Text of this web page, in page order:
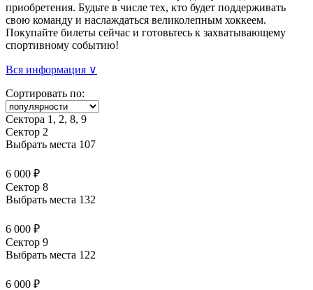
приобретения. Будьте в числе тех, кто будет поддерживать
свою команду и наслаждаться великолепным хоккеем.
Покупайте билеты сейчас и готовьтесь к захватывающему
спортивному событию!
Вся информация ∨
Сортировать по:
Сектора 1, 2, 8, 9
Сектор 2
Выбрать места 107
6 000 ₽
Сектор 8
Выбрать места 132
6 000 ₽
Сектор 9
Выбрать места 122
6 000 ₽